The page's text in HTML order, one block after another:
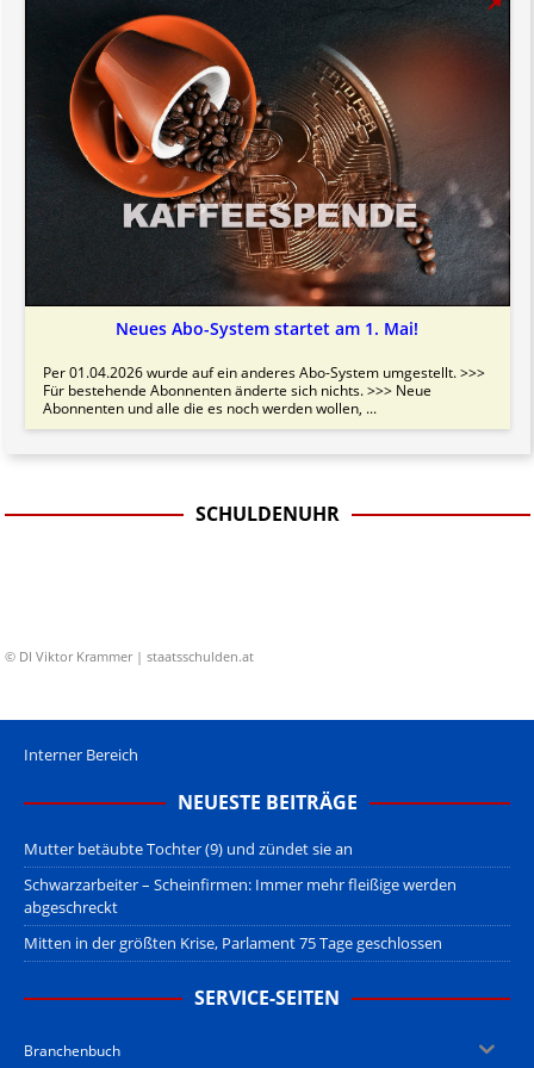
Neues Abo-System startet am 1. Mai!
Per 01.04.2026 wurde auf ein anderes Abo-System umgestellt. >>>
Für bestehende Abonnenten änderte sich nichts. >>> Neue
Abonnenten und alle die es noch werden wollen, ...
SCHULDENUHR
© DI Viktor Krammer | staatsschulden.at
Interner Bereich
NEUESTE BEITRÄGE
Mutter betäubte Tochter (9) und zündet sie an
Schwarzarbeiter – Scheinfirmen: Immer mehr fleißige werden
abgeschreckt
Mitten in der größten Krise, Parlament 75 Tage geschlossen
SERVICE-SEITEN
Branchenbuch